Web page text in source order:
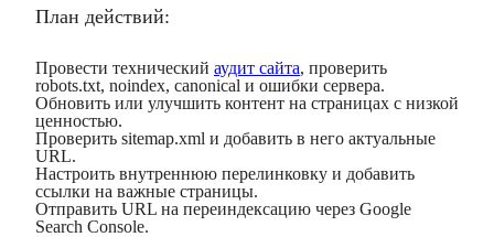
План действий:
Провести технический аудит сайта, проверить
robots.txt, noindex, canonical и ошибки сервера.
Обновить или улучшить контент на страницах с низкой
ценностью.
Проверить sitemap.xml и добавить в него актуальные
URL.
Настроить внутреннюю перелинковку и добавить
ссылки на важные страницы.
Отправить URL на переиндексацию через Google
Search Console.